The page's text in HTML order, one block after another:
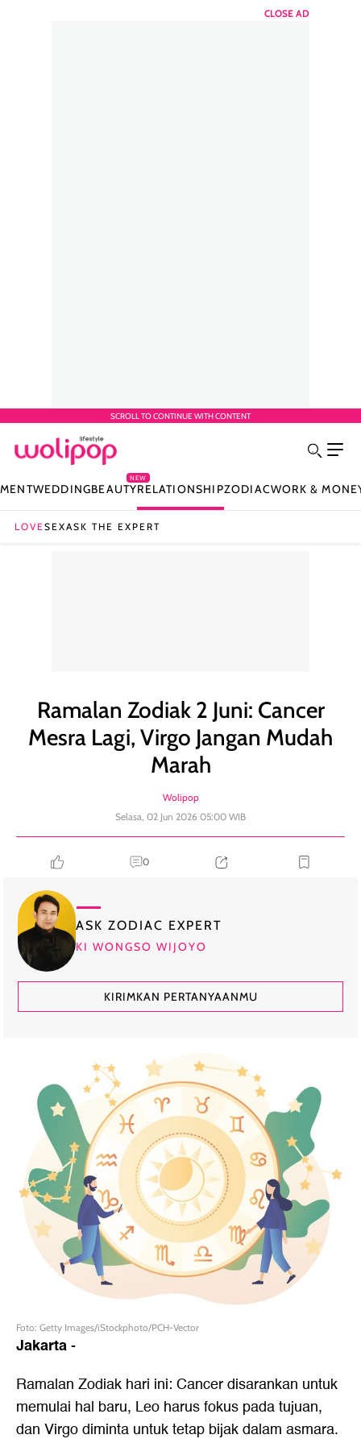
CLOSE AD
SCROLL TO CONTINUE WITH CONTENT
WEDDINGBEAUTY
NEW
RELATIONSHIPZODIACWORK &
LOVESEXASK THE EXPERT
Ramalan Zodiak 2 Juni: Cancer
Mesra Lagi, Virgo Jangan Mudah
Marah
Wolipop
Selasa, 02 Jun 2026 05:00 WIB
0
ASK ZODIAC EXPERT
KI WONGSO WIJOYO
KIRIMKAN PERTANYAANMU
Foto: Getty Images/iStockphoto/PCH-Vector
Jakarta-
Ramalan Zodiak hari ini: Cancer disarankan untuk
memulai hal baru, Leo harus fokus pada tujuan,
dan Virgo diminta untuk tetap bijak dalam asmara.